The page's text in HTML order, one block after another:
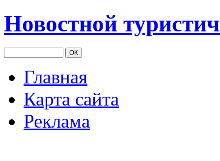
Новостной
Главная
Карта сайта
Реклама